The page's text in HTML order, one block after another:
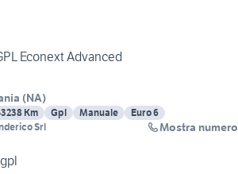
Econext Advanced
(NA)
Km Gpl Manuale
Euro 6
Srl Mostra numero